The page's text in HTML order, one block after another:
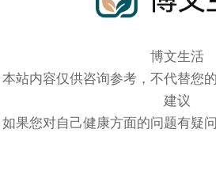
博文生活
本站内容仅供咨询参考，不代替您
建议
如果您对自己健康方面的问题有疑